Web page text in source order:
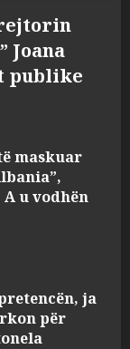
Joana
publike
maskuar
u vodhën
ja
për